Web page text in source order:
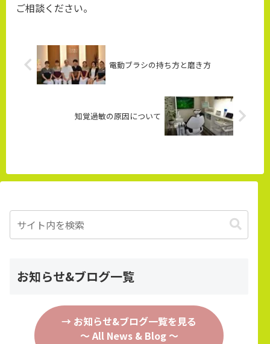
ご相談ください。
電動ブラシの持ち方と磨き方
知覚過敏の原因について
お知らせ&ブログ一覧
→ お知らせ&ブログ一覧を見る
～ All News & Blog ～